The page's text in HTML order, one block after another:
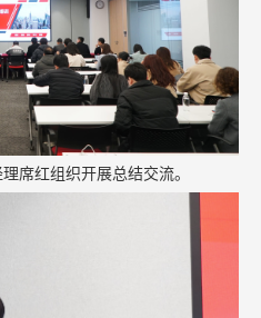
席红组织开展总结交流。